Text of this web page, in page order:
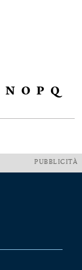
N O P Q
PUBBLICITÀ